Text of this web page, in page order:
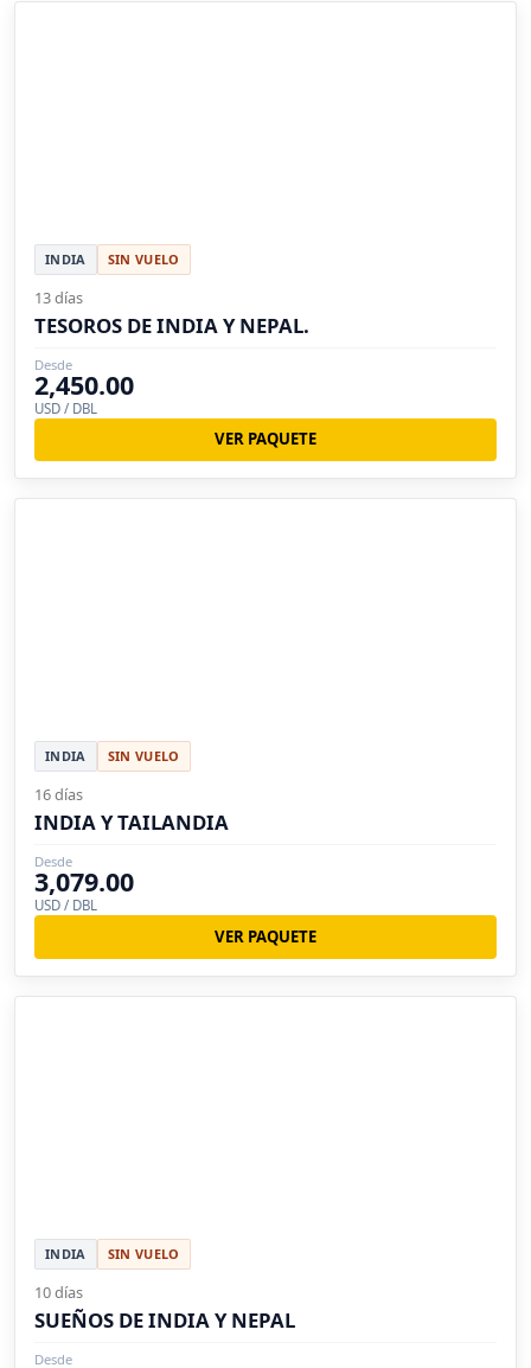
INDIA SIN VUELO
13 días
TESOROS DE INDIA Y NEPAL.
Desde
2,450.00
USD / DBL
VER PAQUETE
INDIA SIN VUELO
16 días
INDIA Y TAILANDIA
Desde
3,079.00
USD / DBL
VER PAQUETE
INDIA SIN VUELO
10 días
SUEÑOS DE INDIA Y NEPAL
Desde